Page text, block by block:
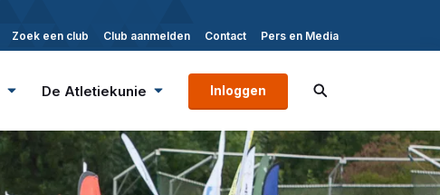
Zoek een club Club aanmelden Contact Pers en Media
De Atletiekunie Inloggen